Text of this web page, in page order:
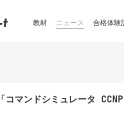
教材 ニュース 合格体験
「コマンドシミュレータ